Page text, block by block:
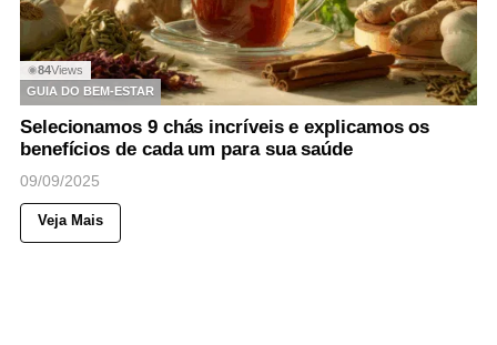
◉84Views
GUIA DO BEM-ESTAR
Selecionamos 9 chás incríveis e explicamos os
benefícios de cada um para sua saúde
09/09/2025
Veja Mais